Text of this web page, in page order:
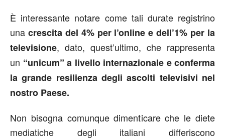
È interessante notare come tali durate registrino
una crescita del 4% per l’online e dell’1% per la
televisione, dato, quest’ultimo, che rappresenta
un “unicum” a livello internazionale e conferma
la grande resilienza degli ascolti televisivi nel
nostro Paese.
Non bisogna comunque dimenticare che le diete
mediatiche degli italiani differiscono